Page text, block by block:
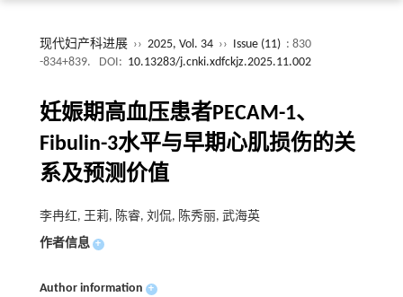
现代妇产科进展 ›› 2025, Vol. 34 ›› Issue (11) : 830
-834+839.
DOI: 10.13283/j.cnki.xdfckjz.2025.11.002
妊娠期高血压患者PECAM-1、
Fibulin-3水平与早期心肌损伤的关
系及预测价值
李冉红, 王莉, 陈睿, 刘侃, 陈秀丽, 武海英
作者信息 +
Author information +